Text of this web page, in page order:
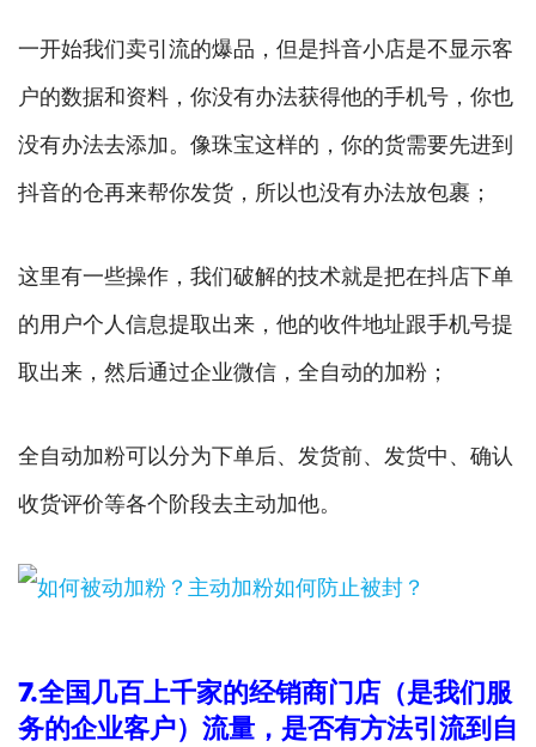
一开始我们卖引流的爆品，但是抖音小店是不显示客
户的数据和资料，你没有办法获得他的手机号，你也
没有办法去添加。像珠宝这样的，你的货需要先进到
抖音的仓再来帮你发货，所以也没有办法放包裹；
这里有一些操作，我们破解的技术就是把在抖店下单
的用户个人信息提取出来，他的收件地址跟手机号提
取出来，然后通过企业微信，全自动的加粉；
全自动加粉可以分为下单后、发货前、发货中、确认
收货评价等各个阶段去主动加他。
7.全国几百上千家的经销商门店（是我们服
务的企业客户）流量，是否有方法引流到自